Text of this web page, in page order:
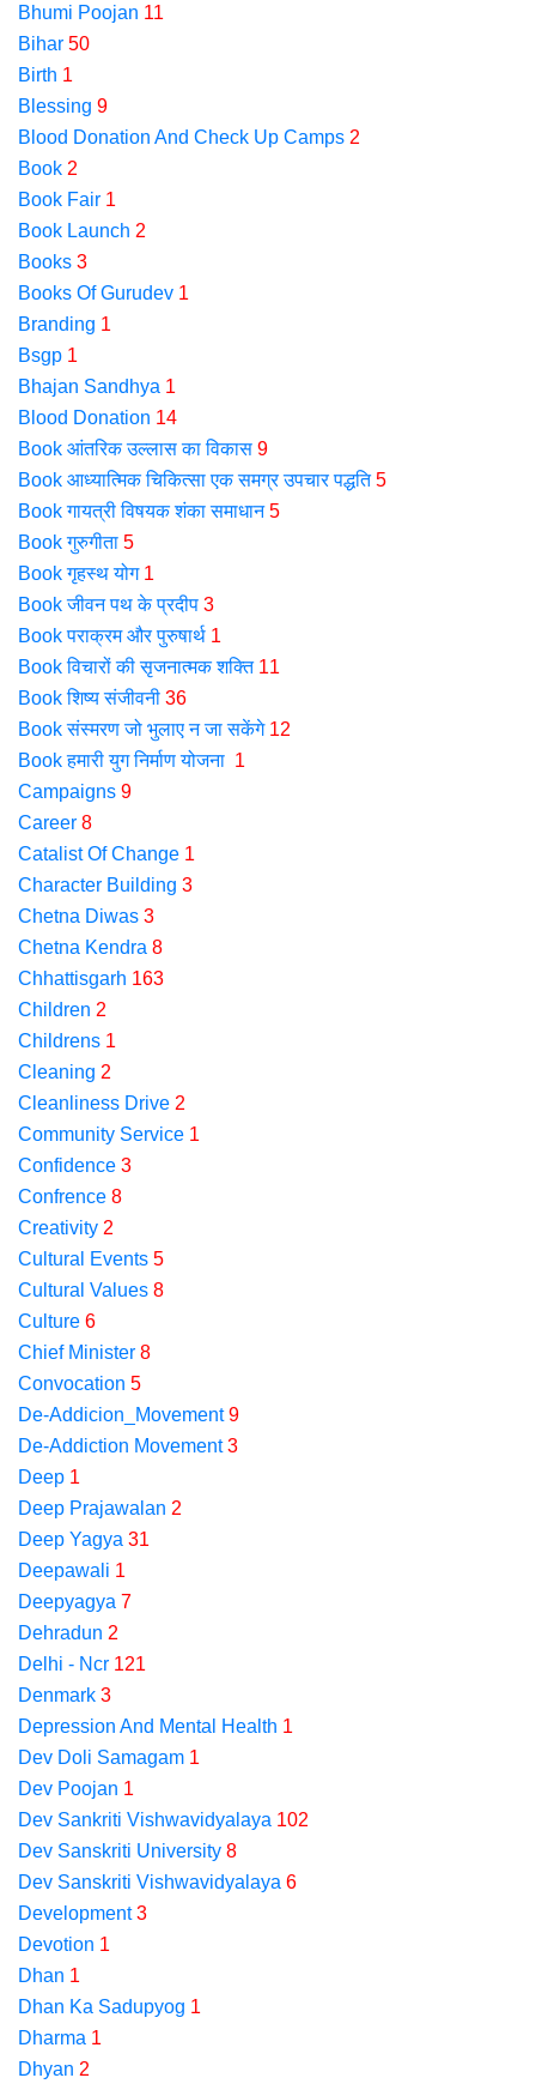
Bhumi Poojan 11
Bihar 50
Birth 1
Blessing 9
Blood Donation And Check Up Camps 2
Book 2
Book Fair 1
Book Launch 2
Books 3
Books Of Gurudev 1
Branding 1
Bsgp 1
Bhajan Sandhya 1
Blood Donation 14
Book आंतरिक उल्लास का विकास 9
Book आध्यात्मिक चिकित्सा एक समग्र उपचार पद्धति 5
Book गायत्री विषयक शंका समाधान 5
Book गुरुगीता 5
Book गृहस्थ योग 1
Book जीवन पथ के प्रदीप 3
Book पराक्रम और पुरुषार्थ 1
Book विचारों की सृजनात्मक शक्ति 11
Book शिष्य संजीवनी 36
Book संस्मरण जो भुलाए न जा सकेंगे 12
Book हमारी युग निर्माण योजना 1
Campaigns 9
Career 8
Catalist Of Change 1
Character Building 3
Chetna Diwas 3
Chetna Kendra 8
Chhattisgarh 163
Children 2
Childrens 1
Cleaning 2
Cleanliness Drive 2
Community Service 1
Confidence 3
Confrence 8
Creativity 2
Cultural Events 5
Cultural Values 8
Culture 6
Chief Minister 8
Convocation 5
De-Addicion_Movement 9
De-Addiction Movement 3
Deep 1
Deep Prajawalan 2
Deep Yagya 31
Deepawali 1
Deepyagya 7
Dehradun 2
Delhi - Ncr 121
Denmark 3
Depression And Mental Health 1
Dev Doli Samagam 1
Dev Poojan 1
Dev Sankriti Vishwavidyalaya 102
Dev Sanskriti University 8
Dev Sanskriti Vishwavidyalaya 6
Development 3
Devotion 1
Dhan 1
Dhan Ka Sadupyog 1
Dharma 1
Dhyan 2